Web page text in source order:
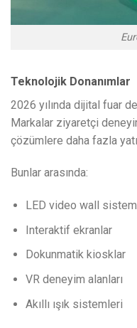
Teknolojik Donanımlar
2026 yılında dijital fuar
Markalar ziyaretçi
çözümlere daha fazla
Bunlar arasında:
LED video wall
Interaktif ekranlar
Dokunmatik kiosklar
VR deneyim alanları
Akıllı ışık sistemleri